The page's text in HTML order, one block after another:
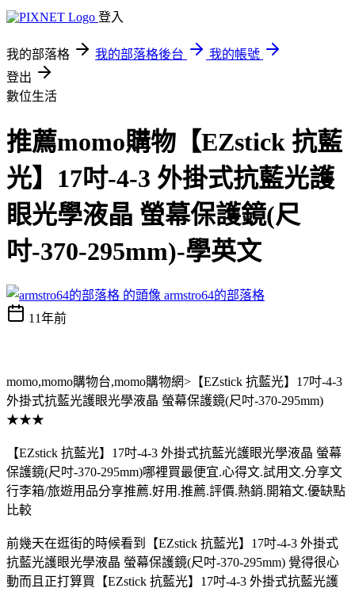
登入
我的部落格 我的部落格後台
我的帳號
登出
數位生活
推薦momo購物【EZstick 抗藍
光】17吋-4-3 外掛式抗藍光護
眼光學液晶 螢幕保護鏡(尺
吋-370-295mm)-學英文
armstro64的部落格
11年前
momo,momo購物台,momo購物網>【EZstick 抗藍光】17吋-4-3
外掛式抗藍光護眼光學液晶 螢幕保護鏡(尺吋-370-295mm)
★★★
【EZstick 抗藍光】17吋-4-3 外掛式抗藍光護眼光學液晶 螢幕
保護鏡(尺吋-370-295mm)哪裡買最便宜.心得文.試用文.分享文
行李箱/旅遊用品分享推薦.好用.推薦.評價.熱銷.開箱文.優缺點
比較
前幾天在逛街的時候看到【EZstick 抗藍光】17吋-4-3 外掛式
抗藍光護眼光學液晶 螢幕保護鏡(尺吋-370-295mm) 覺得很心
動而且正打算買【EZstick 抗藍光】17吋-4-3 外掛式抗藍光護